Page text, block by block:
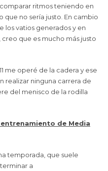
ritmos teniendo en
que no sería justo. En cambio
los vatios generados y en
que es mucho más justo
me operé de la cadera y ese
realizar ninguna carrera de
del menisco de la rodilla
entrenamiento de Media
temporada, que suele
a